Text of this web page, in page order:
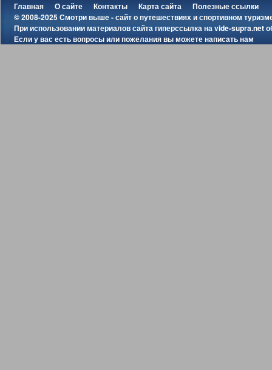
Главная О сайте Контакты Карта сайта
Полезные ссылки
© 2008-2025 Смотри выше - сайт о путешествиях и спортивном
При использовании материалов сайта гиперссылка наvide-supra.net
Если у вас есть вопросы или пожелания вы можетенаписать нам